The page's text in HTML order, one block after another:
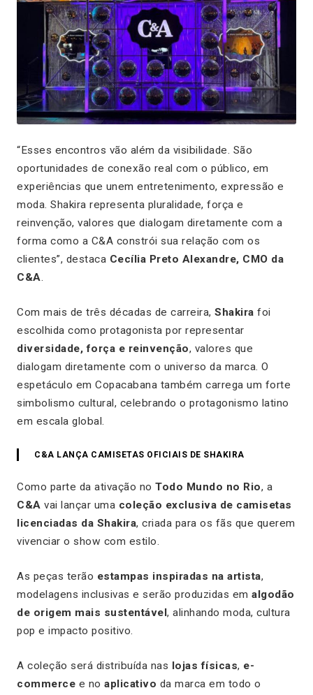
“Esses encontros vão além da visibilidade. São
oportunidades de conexão real com o público, em
experiências que unem entretenimento, expressão e
moda. Shakira representa pluralidade, força e
reinvenção, valores que dialogam diretamente com a
forma como a C&A constrói sua relação com os
clientes”, destaca Cecília Preto Alexandre, CMO da
C&A.
Com mais de três décadas de carreira, Shakira foi
escolhida como protagonista por representar
diversidade, força e reinvenção, valores que
dialogam diretamente com o universo da marca. O
espetáculo em Copacabana também carrega um forte
simbolismo cultural, celebrando o protagonismo latino
em escala global.
C&A LANÇA CAMISETAS OFICIAIS DE SHAKIRA
Como parte da ativação no Todo Mundo no Rio, a
C&A vai lançar uma coleção exclusiva de camisetas
licenciadas da Shakira, criada para os fãs que querem
vivenciar o show com estilo.
As peças terão estampas inspiradas na artista,
modelagens inclusivas e serão produzidas em algodão
de origem mais sustentável, alinhando moda, cultura
pop e impacto positivo.
A coleção será distribuída nas lojas físicas, e-
commerce e no aplicativo da marca em todo o